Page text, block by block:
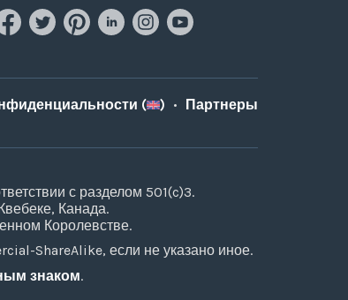
( ) • Партнеры
с разделом 501(c)3.
Канада.
Королевстве.
ShareAlike, если не указано иное.
знаком.